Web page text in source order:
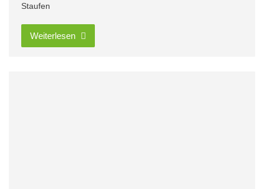
Staufen
Weiterlesen